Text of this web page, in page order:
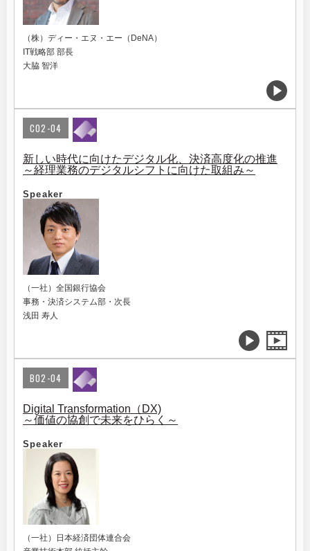
（株）ディー・エヌ・エー（DeNA）
IT戦略部 部長
大脇 智洋
C02-04
新しい時代に向けたデジタル化、決済高度化の推進
～経理業務のデジタルシフトに向けた取組み～
Speaker
（一社）全国銀行協会
事務・決済システム部・次長
浅田 寿人
B02-04
Digital Transformation（DX)
～価値の協創で未来をひらく～
Speaker
（一社）日本経済団体連合会